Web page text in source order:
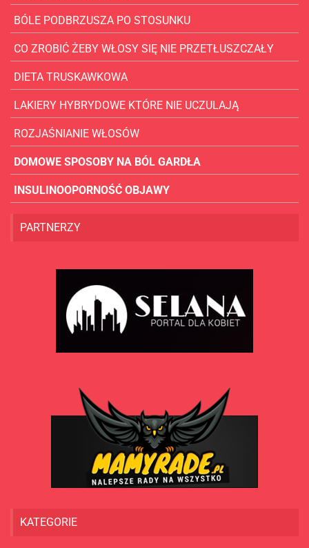
BÓLE PODBRZUSZA PO STOSUNKU
CO ZROBIĆ ŻEBY WŁOSY SIĘ NIE PRZETŁUSZCZAŁY
DIETA TRUSKAWKOWA
LAKIERY HYBRYDOWE KTÓRE NIE UCZULAJĄ
ROZJAŚNIANIE WŁOSÓW
DOMOWE SPOSOBY NA BÓL GARDŁA
INSULINOOPORNOŚĆ OBJAWY
PARTNERZY
KATEGORIE